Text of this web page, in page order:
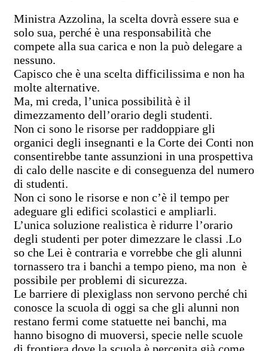
Ministra Azzolina, la scelta dovrà essere sua e
solo sua, perché è una responsabilità che
compete alla sua carica e non la può delegare a
nessuno.
Capisco che è una scelta difficilissima e non ha
molte alternative.
Ma, mi creda, l’unica possibilità è il
dimezzamento dell’orario degli studenti.
Non ci sono le risorse per raddoppiare gli
organici degli insegnanti e la Corte dei Conti non
consentirebbe tante assunzioni in una prospettiva
di calo delle nascite e di conseguenza del numero
di studenti.
Non ci sono le risorse e non c’è il tempo per
adeguare gli edifici scolastici e ampliarli.
L’unica soluzione realistica è ridurre l’orario
degli studenti per poter dimezzare le classi .Lo
so che Lei è contraria e vorrebbe che gli alunni
tornassero tra i banchi a tempo pieno, ma non è
possibile per problemi di sicurezza.
Le barriere di plexiglass non servono perché chi
conosce la scuola di oggi sa che gli alunni non
restano fermi come statuette nei banchi, ma
hanno bisogno di muoversi, specie nelle scuole